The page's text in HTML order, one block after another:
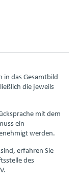
in das Gesamtbild
die jeweils
mit dem
ein
werden.
erfahren Sie
des